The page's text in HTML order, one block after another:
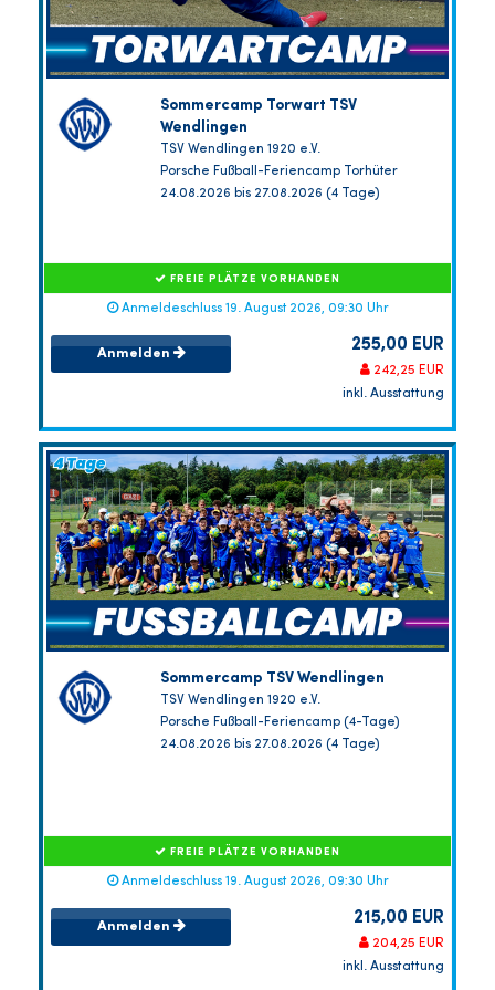
Sommercamp Torwart TSV
Wendlingen
TSV Wendlingen 1920 e.V.
Porsche Fußball-Feriencamp Torhüter
24.08.2026 bis 27.08.2026 (4 Tage)
FREIE PLÄTZE VORHANDEN
Anmeldeschluss 19. August 2026, 09:30 Uhr
Anmelden 255,00 EUR
242,25 EUR
inkl. Ausstattung
Sommercamp TSV Wendlingen
TSV Wendlingen 1920 e.V.
Porsche Fußball-Feriencamp (4-Tage)
24.08.2026 bis 27.08.2026 (4 Tage)
FREIE PLÄTZE VORHANDEN
Anmeldeschluss 19. August 2026, 09:30 Uhr
Anmelden 215,00 EUR
204,25 EUR
inkl. Ausstattung